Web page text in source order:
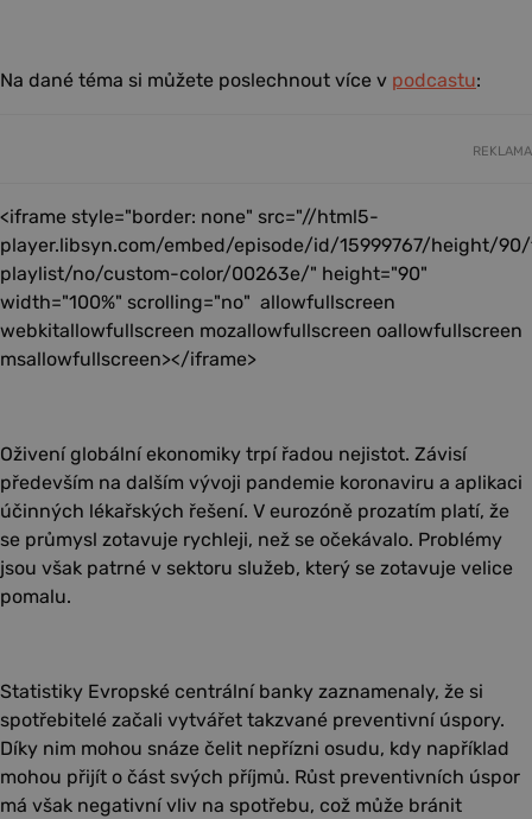
Na dané téma si můžete poslechnout více v podcastu:
REKLAMA
<iframe style="border: none" src="//html5-
player.libsyn.com/embed/episode/id/15999767/height/
playlist/no/custom-color/00263e/" height="90"
width="100%" scrolling="no" allowfullscreen
webkitallowfullscreen mozallowfullscreen oallowfullscreen
msallowfullscreen></iframe>
Oživení globální ekonomiky trpí řadou nejistot. Závisí
především na dalším vývoji pandemie koronaviru a aplikaci
účinných lékařských řešení. V eurozóně prozatím platí, že
se průmysl zotavuje rychleji, než se očekávalo. Problémy
jsou však patrné v sektoru služeb, který se zotavuje velice
pomalu.
Statistiky Evropské centrální banky zaznamenaly, že si
spotřebitelé začali vytvářet takzvané preventivní úspory.
Díky nim mohou snáze čelit nepřízni osudu, kdy například
mohou přijít o část svých příjmů. Růst preventivních úspor
má však negativní vliv na spotřebu, což může bránit